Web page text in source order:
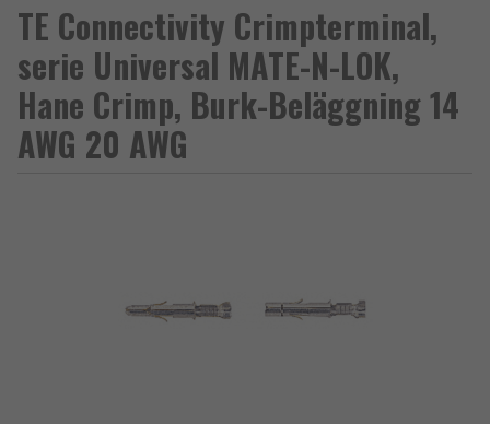
TE Connectivity Crimpterminal,
serie Universal MATE-N-LOK,
Hane Crimp, Burk-Beläggning 14
AWG 20 AWG